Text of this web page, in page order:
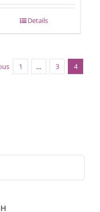
Details
1 … 3 4